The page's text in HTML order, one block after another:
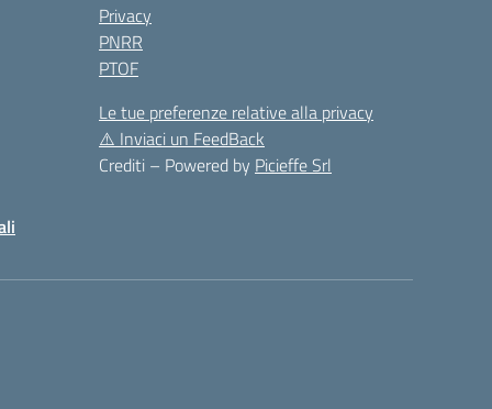
Privacy
PNRR
PTOF
Le tue preferenze relative alla privacy
⚠️ Inviaci un FeedBack
Crediti – Powered by Picieffe Srl